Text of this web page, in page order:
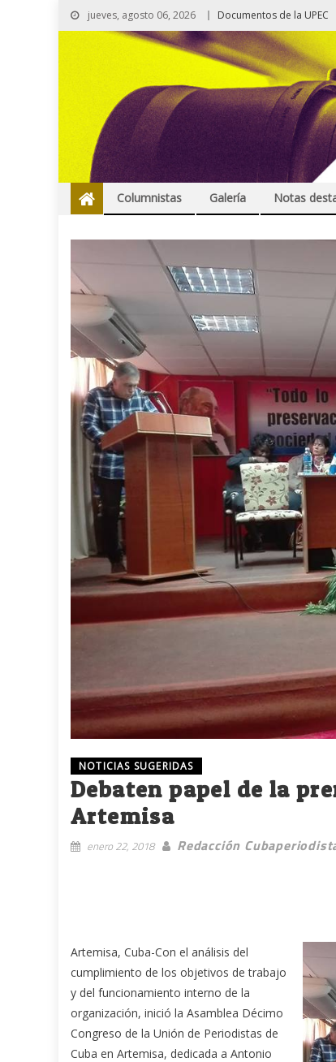
jueves, agosto 06, 2026 Documentos de la UPEC
Columnistas Galería Notas
NOTICIAS SUGERIDAS
Debaten papel de la
Artemisa
enero 22, 2018 Redacción
Artemisa, Cuba-Con el análisis del
cumplimiento de los objetivos de trabajo
y del funcionamiento interno de la
organización, inició la Asamblea Décimo
Congreso de la Unión de Periodistas de
Cuba en Artemisa, dedicada a Antonio